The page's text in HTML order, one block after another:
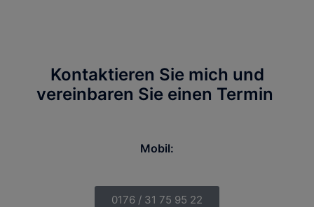
Kontaktieren Sie mich und
vereinbaren Sie einen Termin
Mobil:
0176 / 31 75 95 22